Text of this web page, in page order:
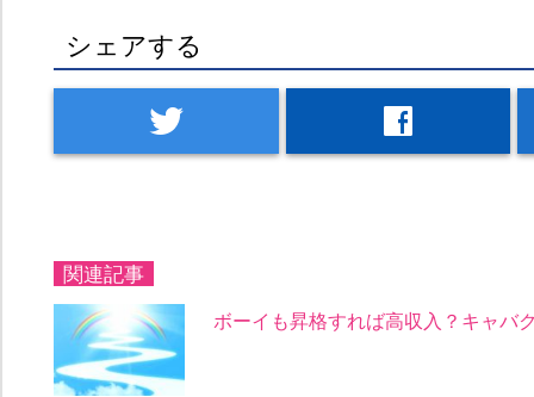
シェアする
twitter facebook
関連記事
ボーイも昇格すれば高収入？キャバ